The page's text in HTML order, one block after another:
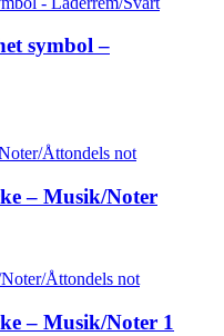
symbol –
– Musik/Noter
– Musik/Noter 1